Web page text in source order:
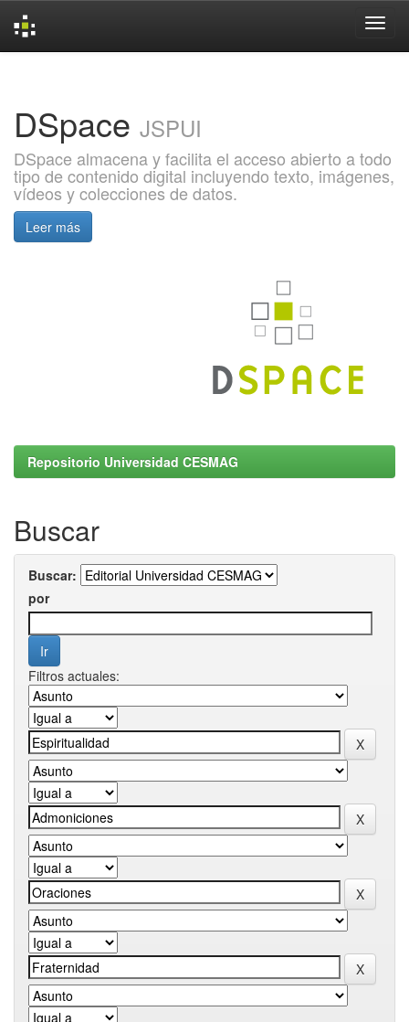
DSpace JSPUI
DSpace almacena y facilita el acceso abierto a todo
tipo de contenido digital incluyendo texto, imágenes,
vídeos y colecciones de datos.
Leer más
Repositorio Universidad CESMAG
Buscar
Buscar:
por
Filtros actuales: